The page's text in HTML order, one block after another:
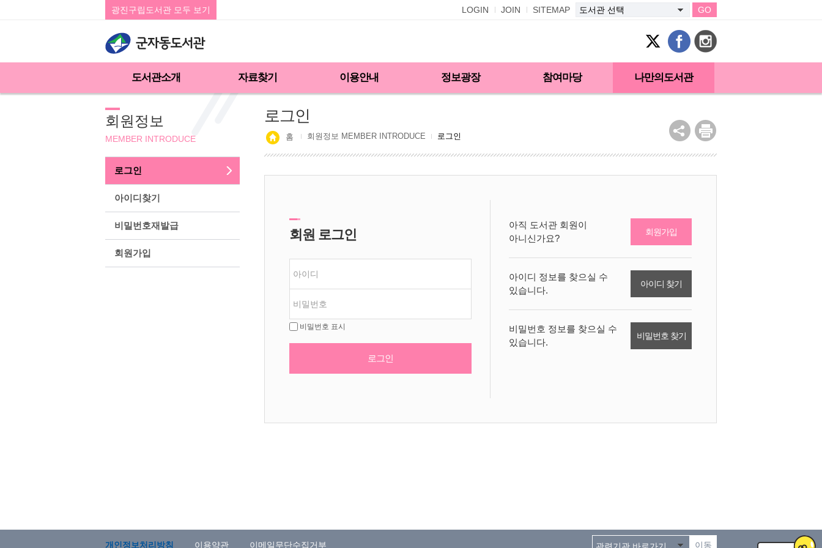
광진구립도서관 모두 보기 LOGIN JOIN SITEMAP GO
도서관소개 자료찾기 이용안내 정보광장 참여마당 나만의도서관
회원정보
MEMBER INTRODUCE
로그인
아이디찾기
비밀번호재발급
회원가입
로그인
홈 회원정보 MEMBER INTRODUCE 로그인
회원 로그인
비밀번호 표시
로그인
아직 도서관 회원이
아니신가요?
회원가입
아이디 정보를 찾으실 수
있습니다.
아이디 찾기
비밀번호 정보를 찾으실 수
있습니다.
비밀번호 찾기
개인정보처리방침 이용약관 이메일무단수집거부 이동